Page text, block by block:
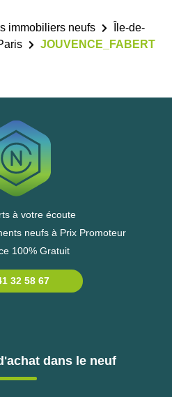
immobiliers neufs
Île-de-
JOUVENCE_FABERT
à votre écoute
neufs à Prix Promoteur
100% Gratuit
32 58 67
dans le neuf